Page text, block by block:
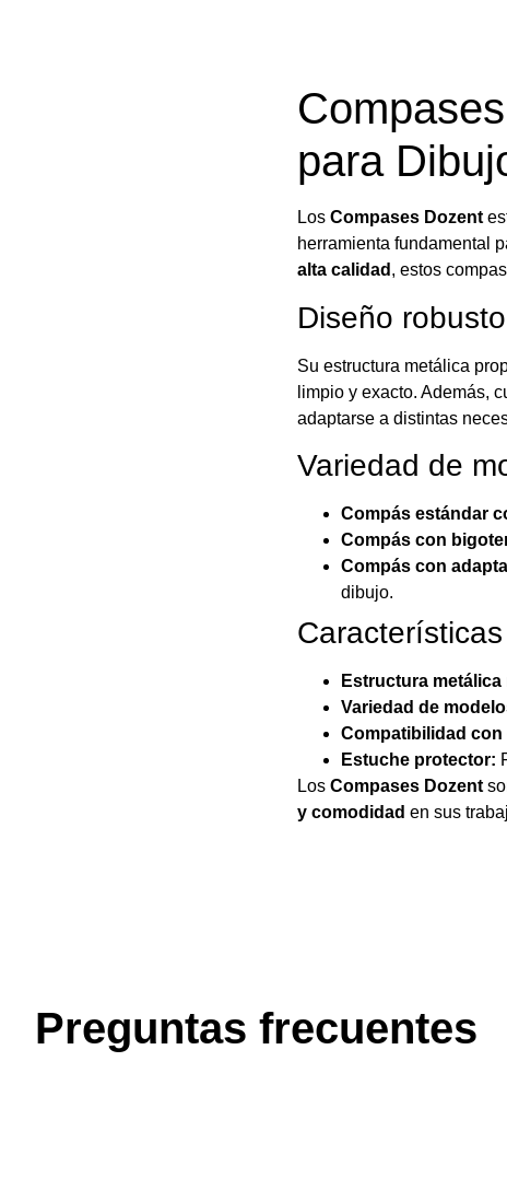
para
Los Compases Dozent
herramienta fundamental
alta calidad , estos
Diseño
Su estructura metálica
limpio y exacto. Además,
adaptarse a distintas
Variedad de
Compás estándar
Compás con
Compás con
dibujo.
Estructura metálica
Variedad de
Compatibilidad
Estuche protector:
Los Compases Dozent
y comodidad en sus
Preguntas frecuentes